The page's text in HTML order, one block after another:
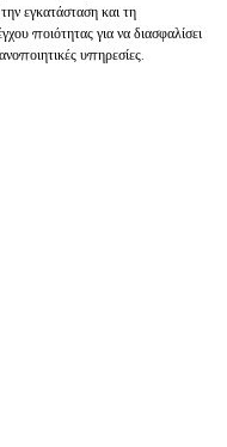
εγκατάσταση και τη
ποιότητας για να διασφαλίσει
υπηρεσίες.